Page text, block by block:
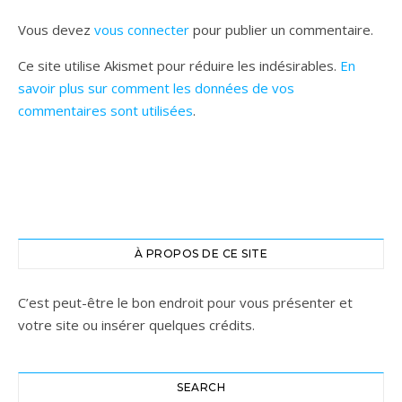
Vous devez vous connecter pour publier un commentaire.
Ce site utilise Akismet pour réduire les indésirables. En
savoir plus sur comment les données de vos
commentaires sont utilisées.
À PROPOS DE CE SITE
C’est peut-être le bon endroit pour vous présenter et
votre site ou insérer quelques crédits.
SEARCH